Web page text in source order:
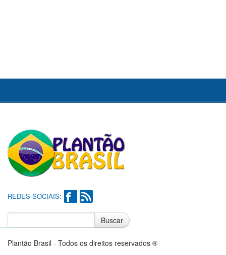
REDES SOCIAIS:
Buscar
Plantão Brasil - Todos os direitos reservados ®